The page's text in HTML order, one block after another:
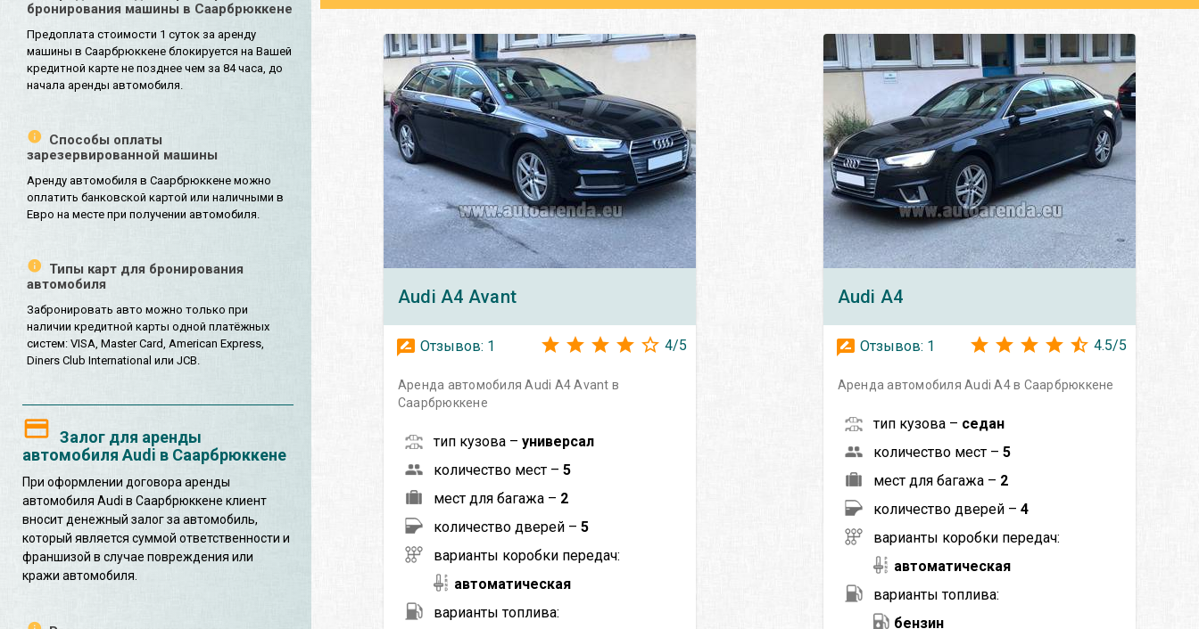
бронирования машины в Саарбрюккене
Предоплата стоимости 1 суток за аренду
машины в Саарбрюккене блокируется на Вашей
кредитной карте не позднее чем за 84 часа, до
начала аренды автомобиля.
Способы оплаты
зарезервированной машины
Аренду автомобиля в Саарбрюккене можно
оплатить банковской картой или наличными в
Евро на месте при получении автомобиля.
Типы карт для бронирования
автомобиля
Забронировать авто можно только при
наличии кредитной карты одной платёжных
систем: VISA, Master Card, American Express,
Diners Club International или JCB.
Залог для аренды
автомобиля Audi в Саарбрюккене
При оформлении договора аренды
автомобиля Audi в Саарбрюккене клиент
вносит денежный залог за автомобиль,
который является суммой ответственности и
франшизой в случае повреждения или
кражи автомобиля.
Audi A4 Avant
Отзывов: 1 4/5
Аренда автомобиля Audi A4 Avant в
Саарбрюккене
тип кузова – универсал
количество мест – 5
мест для багажа – 2
количество дверей – 5
варианты коробки передач:
автоматическая
варианты топлива:
Audi A4
Отзывов: 1 4.5/5
Аренда автомобиля Audi A4 в Саарбрюккене
тип кузова – седан
количество мест – 5
мест для багажа – 2
количество дверей – 4
варианты коробки передач:
автоматическая
варианты топлива:
бензин